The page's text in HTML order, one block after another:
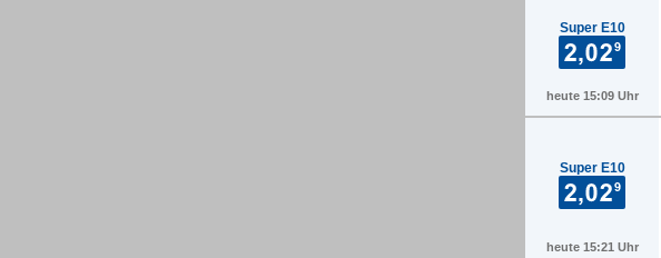
Super E10
heute 15:09 Uhr
Super E10
heute 15:21 Uhr